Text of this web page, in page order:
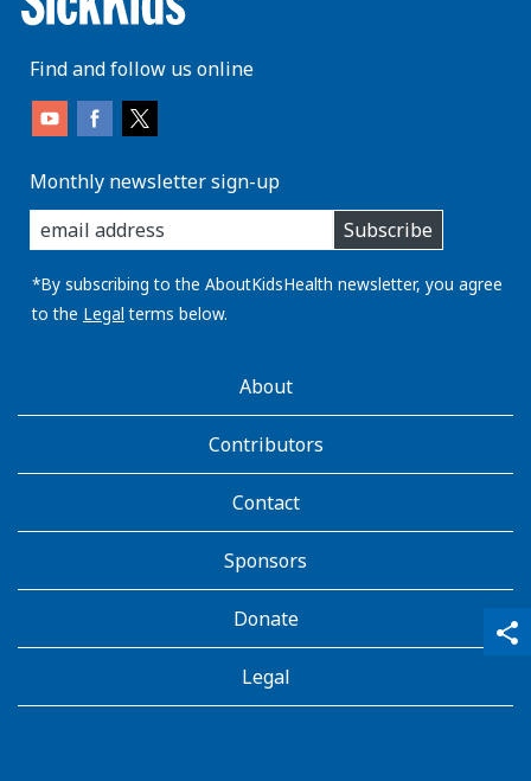
share
qr_code_scanner
content_copy
Find and follow us online
Monthly newsletter sign-up
enter
you
email
address:
Subscribe
*By subscribing to the AboutKidsHealth newsletter, you agree
to the Legal terms below.
AboutKidsHealthAbout
Contributors
Contact
Sponsors
Donate
Legal